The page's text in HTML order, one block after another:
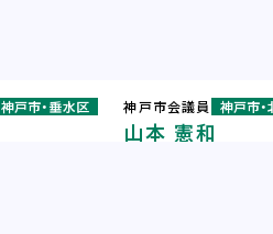
神戸市・垂水区 神戸市会議員 神戸市・
山本 憲和